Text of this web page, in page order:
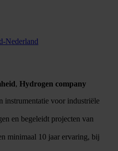
Nederland
, Hydrogen company
instrumentatie voor industriële
en begeleidt projecten van
minimaal 10 jaar ervaring, bij